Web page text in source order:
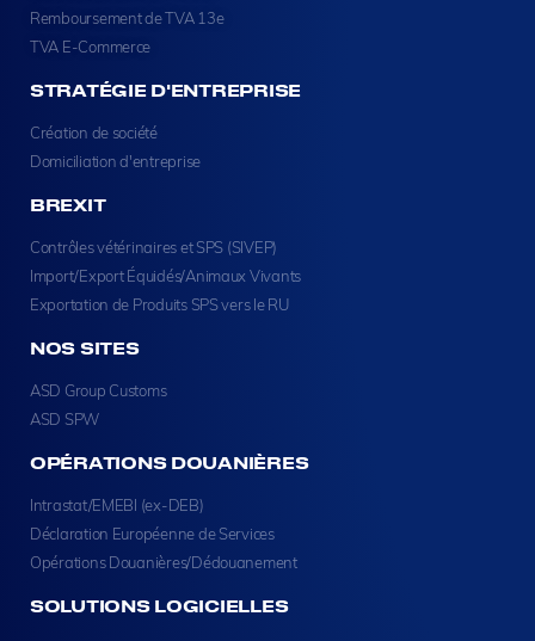
Remboursement de TVA 13e
TVA E-Commerce
STRATÉGIE D'ENTREPRISE
Création de société
Domiciliation d'entreprise
BREXIT
Contrôles vétérinaires et SPS (SIVEP)
Import/Export Équidés/Animaux Vivants
Exportation de Produits SPS vers le RU
NOS SITES
ASD Group Customs
ASD SPW
OPÉRATIONS DOUANIÈRES
Intrastat/EMEBI (ex-DEB)
Déclaration Européenne de Services
Opérations Douanières/Dédouanement
SOLUTIONS LOGICIELLES